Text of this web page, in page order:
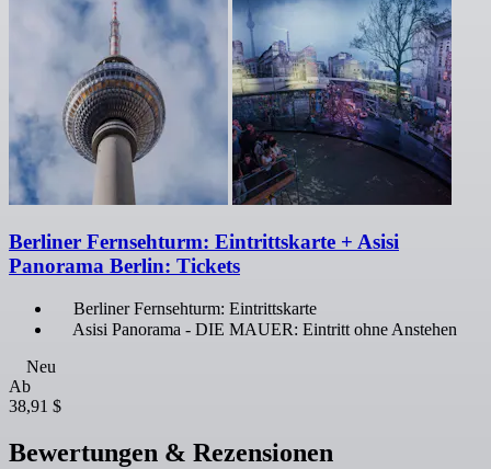
Berliner Fernsehturm: Eintrittskarte + Asisi
Panorama Berlin: Tickets
Berliner Fernsehturm: Eintrittskarte
Asisi Panorama - DIE MAUER: Eintritt ohne Anstehen
Neu
Ab
38,91 $
Bewertungen & Rezensionen